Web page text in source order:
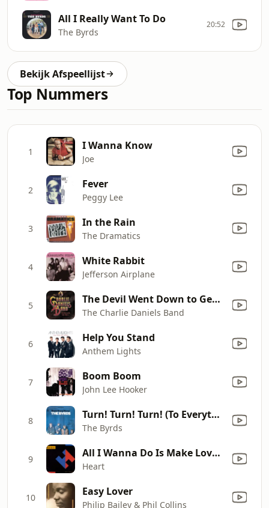
All I Really Want To Do
The Byrds
20:52
Bekijk Afspeellijst
Top Nummers
1 I Wanna Know
Joe
2 Fever
Peggy Lee
3 In the Rain
The Dramatics
4 White Rabbit
Jefferson Airplane
5 The Devil Went Down to Georgia
The Charlie Daniels Band
6 Help You Stand
Anthem Lights
7 Boom Boom
John Lee Hooker
8 Turn! Turn! Turn! (To Everything There Is a Season)
The Byrds
9 All I Wanna Do Is Make Love to You
Heart
10 Easy Lover
Philip Bailey & Phil Collins